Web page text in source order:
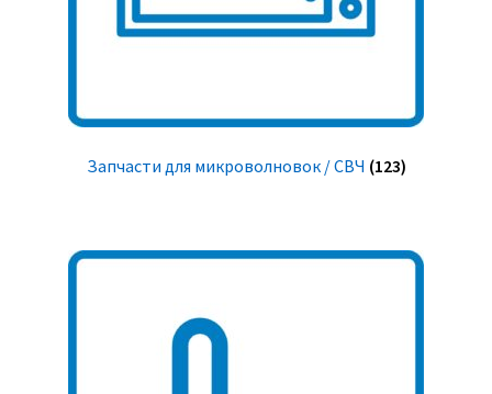
Запчасти для микроволновок / СВЧ (123)